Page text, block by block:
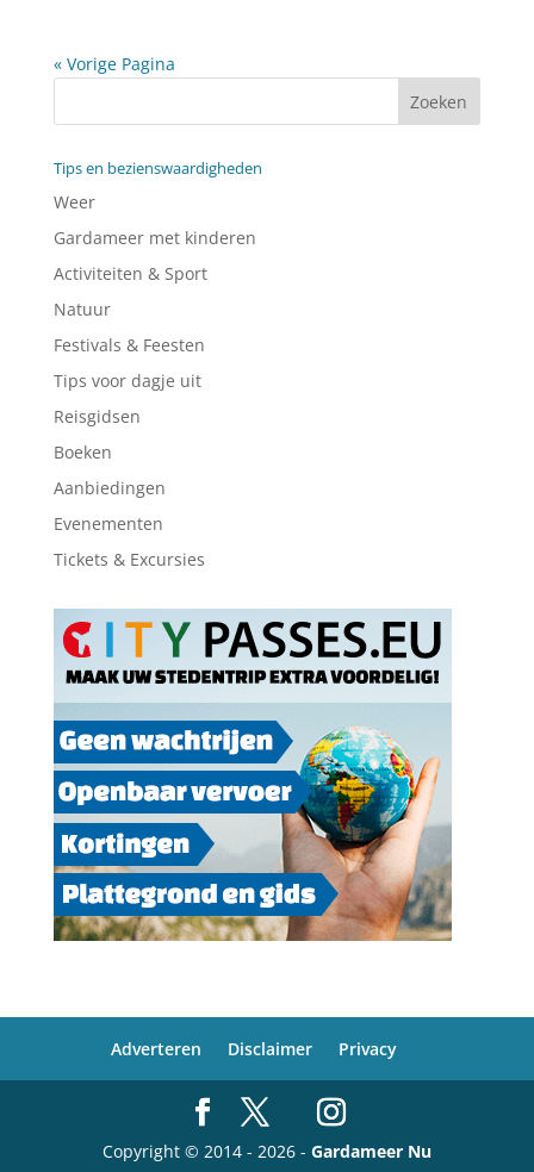
« Vorige Pagina
Tips en bezienswaardigheden
Weer
Gardameer met kinderen
Activiteiten & Sport
Natuur
Festivals & Feesten
Tips voor dagje uit
Reisgidsen
Boeken
Aanbiedingen
Evenementen
Tickets & Excursies
Adverteren Disclaimer Privacy
Copyright © 2014 - 2026 - Gardameer Nu